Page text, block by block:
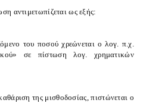
αντιμετωπίζεται ως εξής:
του ποσού χρεώνεται ο λογ. π.χ.
σε πίστωση λογ. χρηματικών
της μισθοδοσίας, πιστώνεται ο